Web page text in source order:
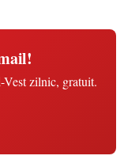
Vest zilnic, gratuit.